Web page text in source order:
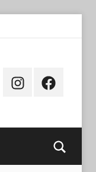
InstagramFacebook